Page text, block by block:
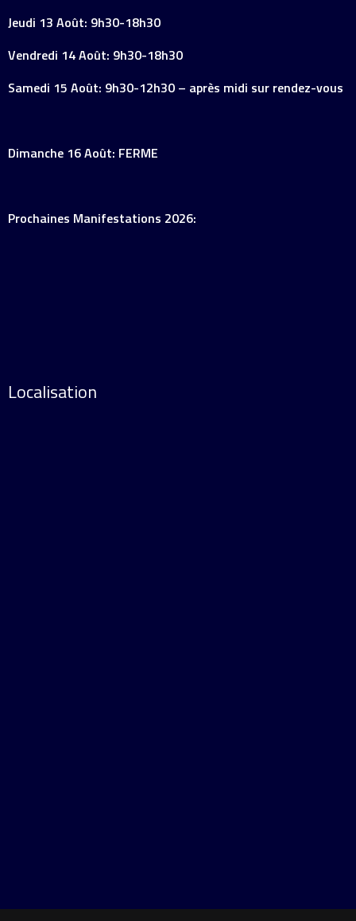
Jeudi 13 Août: 9h30-18h30
Vendredi 14 Août: 9h30-18h30
Samedi 15 Août: 9h30-12h30 – après midi sur rendez-vous
Dimanche 16 Août: FERME
Prochaines Manifestations 2026:
Localisation